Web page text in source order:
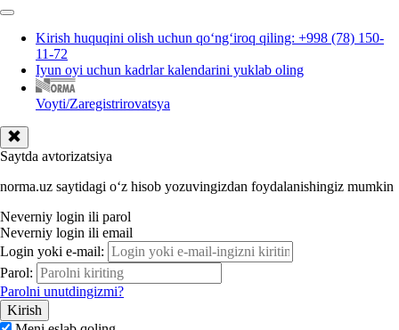
Kirish huquqini olish uchun qoʻngʻiroq qiling: +998 (78) 150-
11-72
Iyun oyi uchun kadrlar kalendarini yuklab oling
Voyti/Zaregistrirovatsya
Saytda avtorizatsiya
norma.uz saytidagi oʻz hisob yozuvingizdan foydalanishingiz mumkin
Neverniy login ili parol
Neverniy login ili email
Login yoki e-mail:
Parol:
Parolni unutdingizmi?